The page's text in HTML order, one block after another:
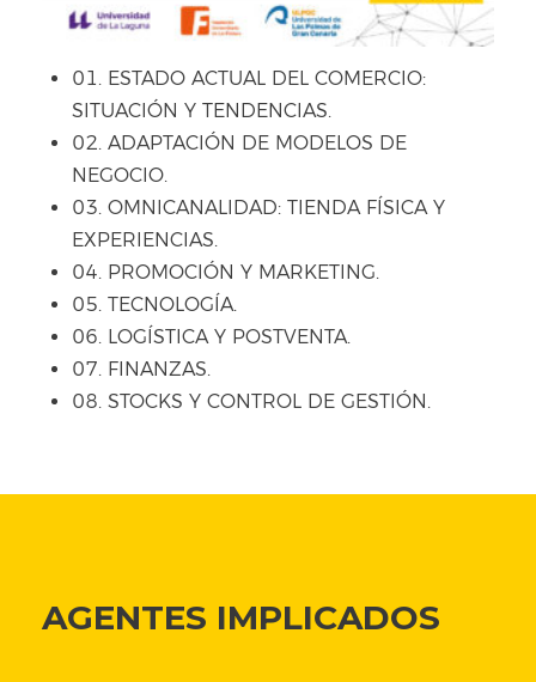
01. ESTADO ACTUAL DEL COMERCIO:
SITUACIÓN Y TENDENCIAS.
02. ADAPTACIÓN DE MODELOS DE
NEGOCIO.
03. OMNICANALIDAD: TIENDA FÍSICA Y
EXPERIENCIAS.
04. PROMOCIÓN Y MARKETING.
05. TECNOLOGÍA.
06. LOGÍSTICA Y POSTVENTA.
07. FINANZAS.
08. STOCKS Y CONTROL DE GESTIÓN.
AGENTES IMPLICADOS